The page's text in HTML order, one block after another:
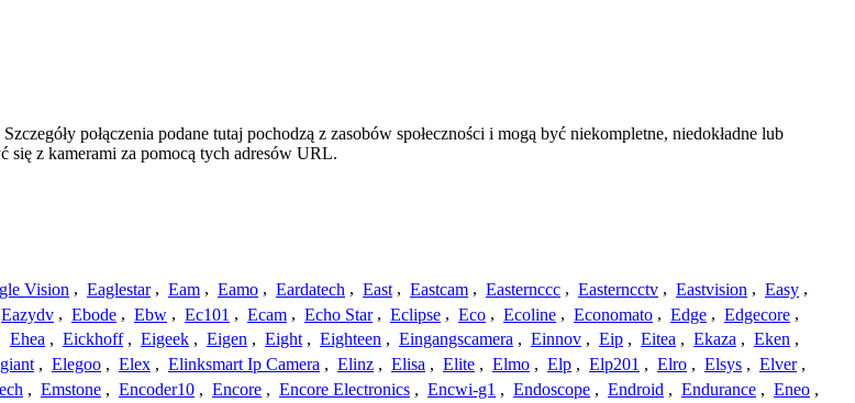
połączenia podane tutaj pochodzą z zasobów społeczności i mogą być niekompletne, niedokładne lub
się z kamerami za pomocą tych adresów URL.
Vision , Eaglestar , Eam , Eamo , Eardatech , East , Eastcam , Easternccc , Easterncctv , Eastvision , Easy ,
Eazydv , Ebode , Ebw , Ec101 , Ecam , Echo Star , Eclipse , Eco , Ecoline , Economato , Edge , Edgecore ,
Ehea , Eickhoff , Eigeek , Eigen , Eight , Eighteen , Eingangscamera , Einnov , Eip , Eitea , Ekaza , Eken ,
, Elegoo , Elex , Elinksmart Ip Camera , Elinz , Elisa , Elite , Elmo , Elp , Elp201 , Elro , Elsys , Elver ,
, Emstone , Encoder10 , Encore , Encore Electronics , Encwi-g1 , Endoscope , Endroid , Endurance , Eneo ,